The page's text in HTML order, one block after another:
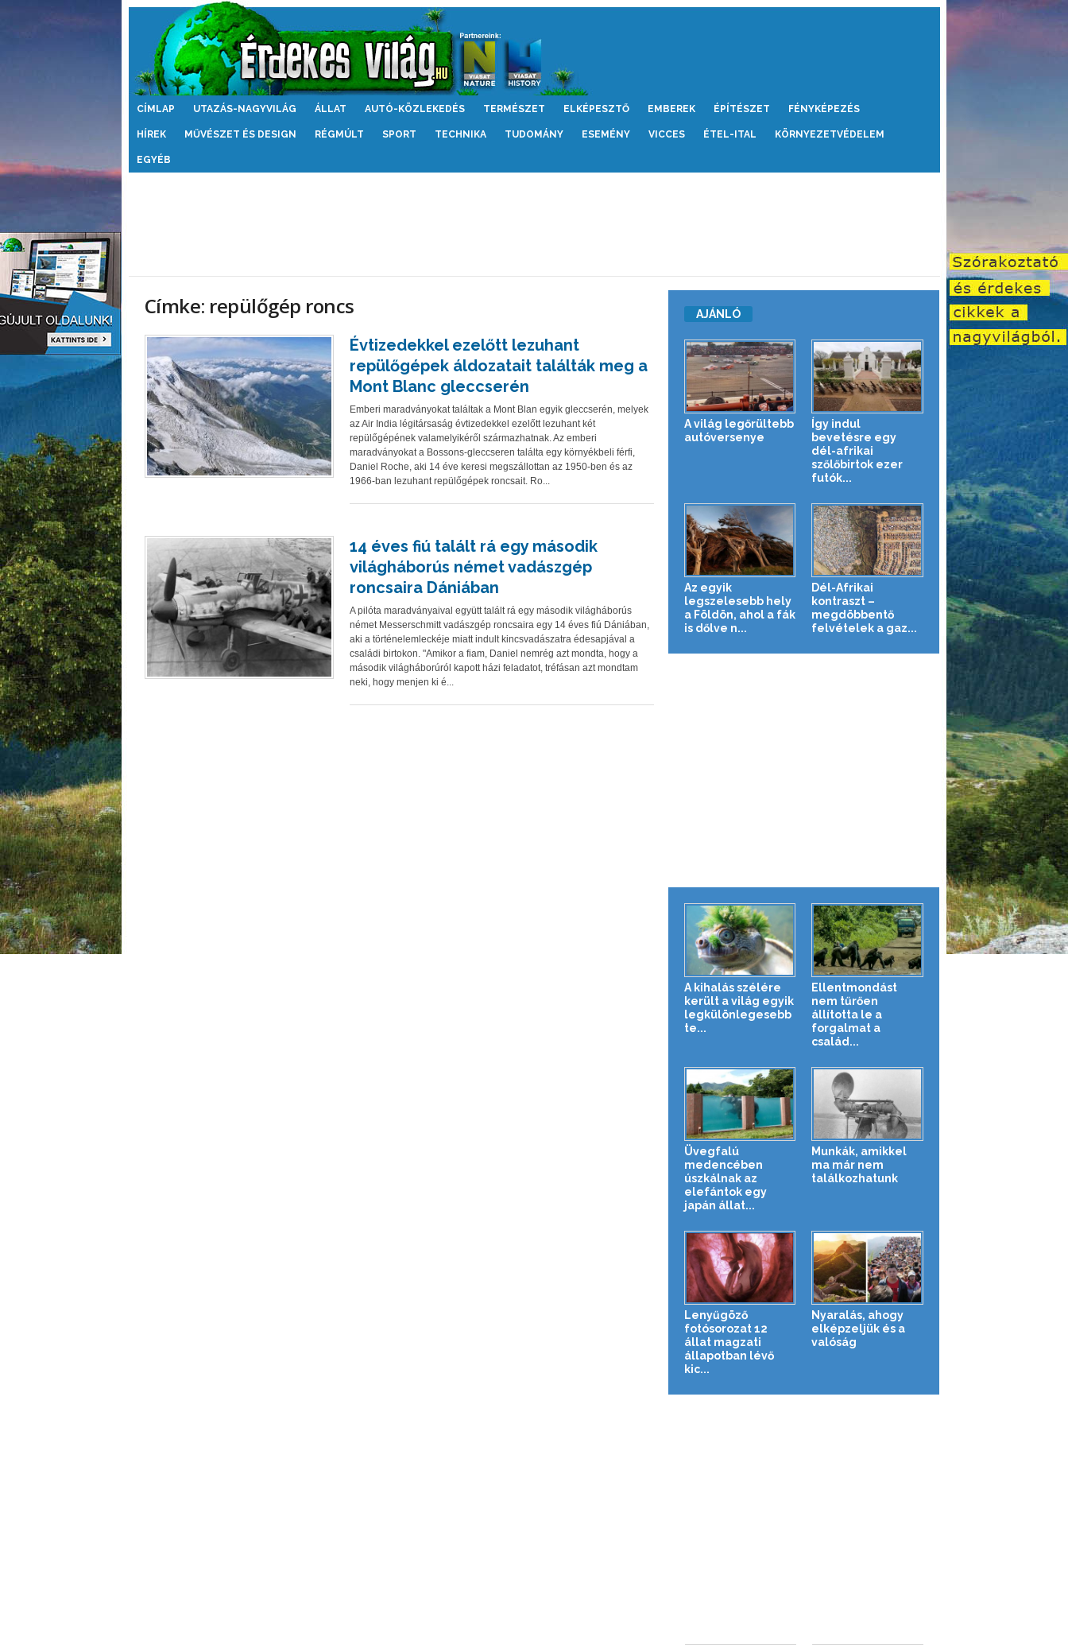
Érdekes
CÍMLAP UTAZÁS-NAGYVILÁG ÁLLAT AUTÓ-KÖZLEKEDÉS TERMÉSZET ELKÉPESZTŐ EMBEREK ÉPÍTÉSZET FÉNYKÉPEZÉS
HÍREK MŰVÉSZET ÉS DESIGN RÉGMÚLT SPORT TECHNIKA TUDOMÁNY ESEMÉNY VICCES ÉTEL-ITAL KÖRNYEZETVÉDELEM
EGYÉB
Címke: repülőgép roncs
Évtizedekkel ezelőtt lezuhant
repülőgépek áldozatait találták meg a
Mont Blanc gleccserén
Emberi maradványokat találtak a Mont Blan egyik gleccserén, melyek
az Air India légitársaság évtizedekkel ezelőtt lezuhant két
repülőgépének valamelyikéről származhatnak. Az emberi
maradványokat a Bossons-gleccseren találta egy környékbeli férfi,
Daniel Roche, aki 14 éve keresi megszállottan az 1950-ben és az
1966-ban lezuhant repülőgépek roncsait. Ro...
14 éves fiú talált rá egy második
világháborús német vadászgép
roncsaira Dániában
A pilóta maradványaival együtt talált rá egy második világháborús
német Messerschmitt vadászgép roncsaira egy 14 éves fiú Dániában,
aki a történelemleckéje miatt indult kincsvadászatra édesapjával a
családi birtokon. "Amikor a fiam, Daniel nemrég azt mondta, hogy a
második világháborúról kapott házi feladatot, tréfásan azt mondtam
neki, hogy menjen ki é...
AJÁNLÓ
A világ legőrültebb
autóversenye
Így indul
bevetésre egy
dél-afrikai
szőlőbirtok ezer
futók...
Az egyik
legszelesebb hely
a Földön, ahol a fák
is dőlve n...
Dél-Afrikai
kontraszt –
megdöbbentő
felvételek a gaz...
A kihalás szélére
került a világ egyik
legkülönlegesebb
te...
Ellentmondást
nem tűrően
állította le a
forgalmat a
család...
Üvegfalú
medencében
úszkálnak az
elefántok egy
japán állat...
Munkák, amikkel
ma már nem
találkozhatunk
Lenyűgöző
fotósorozat 12
állat magzati
állapotban lévő
kic...
Nyaralás, ahogy
elképzeljük és a
valóság